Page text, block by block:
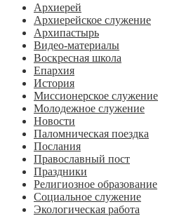
Архиерей
Архиерейское служение
Архипастырь
Видео-материалы
Воскресная школа
Епархия
История
Миссионерское служение
Молодежное служение
Новости
Паломническая поездка
Послания
Православный пост
Праздники
Религиозное образование
Социальное служение
Экологическая работа